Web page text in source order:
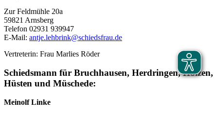
Zur Feldmühle 20a
59821 Arnsberg
Telefon 02931 939947
E-Mail: antje.lehbrink@​schiedsfrau.de
Vertreterin: Frau Marlies Röder
Schiedsmann für Bruchhausen, Herdringen, Holzen,
Hüsten und Müschede:
Meinolf Linke